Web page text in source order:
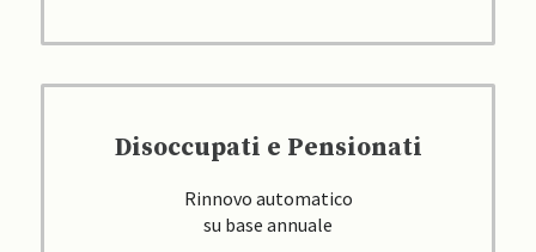
Disoccupati e Pensionati
Rinnovo automatico
su base annuale